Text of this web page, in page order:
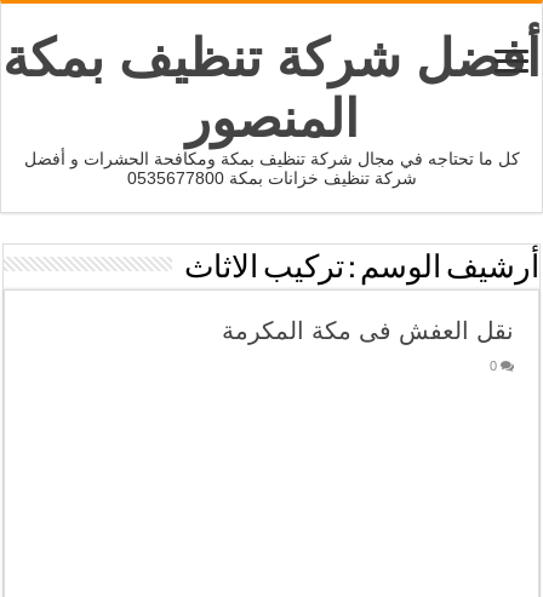
أفضل شركة تنظيف بمكة
المنصور
كل ما تحتاجه في مجال شركة تنظيف بمكة ومكافحة الحشرات و أفضل
شركة تنظيف خزانات بمكة 0535677800
أرشيف الوسم :تركيب الاثاث
نقل العفش فى مكة المكرمة
0